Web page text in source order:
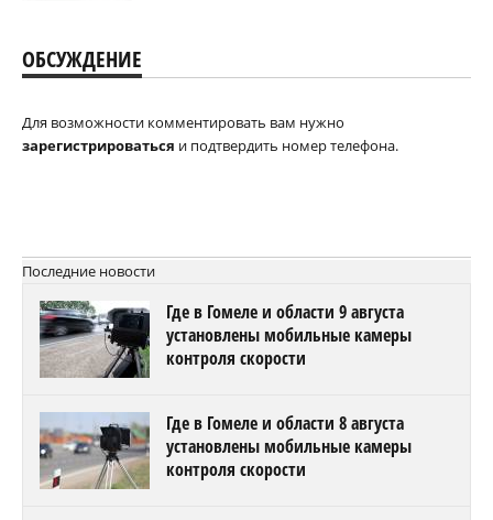
ОБСУЖДЕНИЕ
Для возможности комментировать вам нужно
зарегистрироваться и подтвердить номер телефона.
Последние новости
Где в Гомеле и области 9 августа
установлены мобильные камеры
контроля скорости
Где в Гомеле и области 8 августа
установлены мобильные камеры
контроля скорости